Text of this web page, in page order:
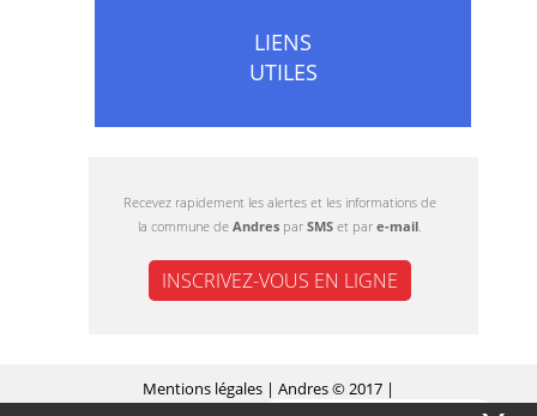
LIENS
UTILES
Recevez rapidement les alertes et les informations de
la commune de Andres par SMS et par e-mail.
INSCRIVEZ-VOUS EN LIGNE
Mentions légales | Andres © 2017 |